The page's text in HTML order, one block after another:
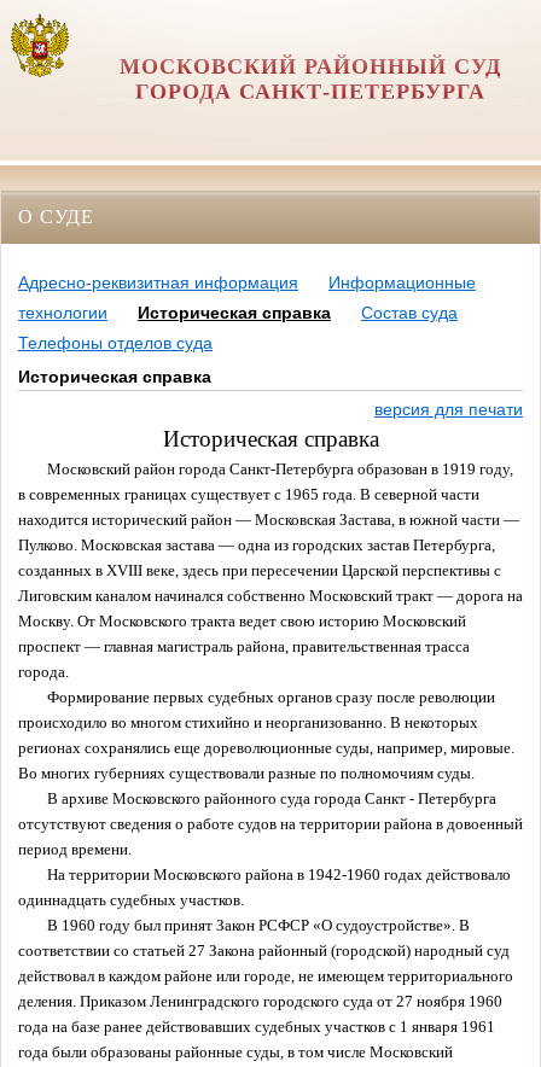
МОСКОВСКИЙ РАЙОННЫЙ СУД
ГОРОДА САНКТ-ПЕТЕРБУРГА
О СУДЕ
Адресно-реквизитная информация
Информационные
технологии
Историческая справка
Состав суда
Телефоны отделов суда
Историческая справка
версия для печати
Историческая справка
Московский район города Санкт-Петербурга образован в 1919 году,
в современных границах существует с 1965 года. В северной части
находится исторический район — Московская Застава, в южной части —
Пулково. Московская застава — одна из городских застав Петербурга,
созданных в XVIII веке, здесь при пересечении Царской перспективы с
Лиговским каналом начинался собственно Московский тракт — дорога на
Москву. От Московского тракта ведет свою историю Московский
проспект — главная магистраль района, правительственная трасса
города.
Формирование первых судебных органов сразу после революции
происходило во многом стихийно и неорганизованно. В некоторых
регионах сохранялись еще дореволюционные суды, например, мировые.
Во многих губерниях существовали разные по полномочиям суды.
В архиве Московского районного суда города Санкт - Петербурга
отсутствуют сведения о работе судов на территории района в довоенный
период времени.
На территории Московского района в 1942-1960 годах действовало
одиннадцать судебных участков.
В 1960 году был принят Закон РСФСР «О судоустройстве». В
соответствии со статьей 27 Закона районный (городской) народный суд
действовал в каждом районе или городе, не имеющем территориального
деления. Приказом Ленинградского городского суда от 27 ноября 1960
года на базе ранее действовавших судебных участков с 1 января 1961
года были образованы районные суды, в том числе Московский